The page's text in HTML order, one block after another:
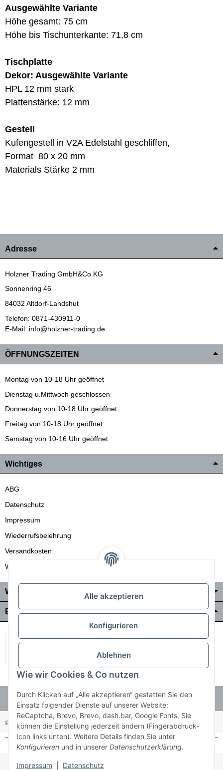
Ausgewählte Variante
Höhe gesamt: 75 cm
Höhe bis Tischunterkante: 71,8 cm
Tischplatte
Dekor: Ausgewählte Variante
HPL 12 mm stark
Plattenstärke: 12 mm
Gestell
Kufengestell in V2A Edelstahl geschliffen,
Format 80 x 20 mm
Materials Stärke 2 mm
Adresse
Holzner Trading GmbH&Co.KG
Sonnenring 46
84032 Altdorf-Landshut
Telefon: 0871-430911-0
E-Mail: info@holzner-trading.de
ÖFFNUNGSZEITEN
Montag von 10-18 Uhr geöffnet
Dienstag u.Mittwoch geschlossen
Donnerstag von 10-18 Uhr geöffnet
Freitag von 10-18 Uhr geöffnet
Samstag von 10-16 Uhr geöffnet
Wichtiges
ABG
Datenschutz
Impressum
Wiederrufsbelehrung
Versandkosten
Wir liefern auch in die Schweiz
Wo Sie uns finden
Bezahlung & Versand
© Holzner-Trading GmbH&Co KG Besucherzähler: 3512485
* Alle Preise inkl. gesetzlicher USt., zzgl.
Alle akzeptieren
Konfigurieren
Ablehnen
Wie wir Cookies & Co nutzen
Durch Klicken auf „Alle akzeptieren“ gestatten Sie den
Einsatz folgender Dienste auf unserer Website:
ReCaptcha, Brevo, Brevo, dash.bar, Google Fonts. Sie
können die Einstellung jederzeit ändern (Fingerabdruck-
Icon links unten). Weitere Details finden Sie unter
Konfigurieren und in unserer Datenschutzerklärung.
Impressum Datenschutz